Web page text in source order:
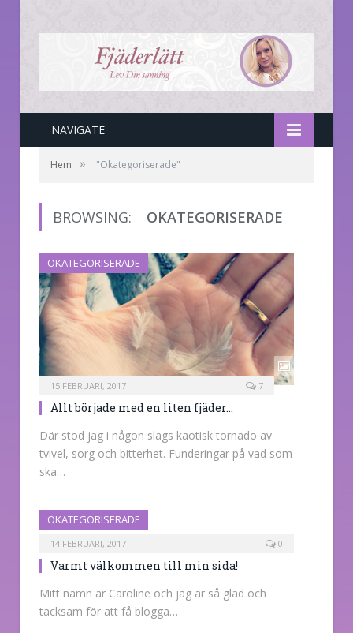
NAVIGATE
Hem » "Okategoriserade"
BROWSING: OKATEGORISERADE
OKATEGORISERADE
15 FEBRUARI, 2017 7
Allt började med en liten fjäder…
Där stod jag i någon slags kaotisk tornado av
tvivel, sorg och bitterhet. Funderingar på vad som
ska…
OKATEGORISERADE
14 FEBRUARI, 2017 0
Varmt välkommen till min sida!
Mitt namn är Caroline och jag är så glad och
tacksam för att få blogga…